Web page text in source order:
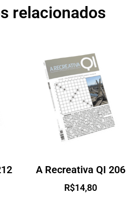
relacionados
A Recreativa QI 206
R$14,80